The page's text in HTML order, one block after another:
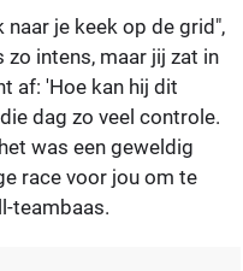
naar je keek op de grid",
intens, maar jij zat in
af: 'Hoe kan hij dit
dag zo veel controle.
was een geweldig
race voor jou om te
teambaas.